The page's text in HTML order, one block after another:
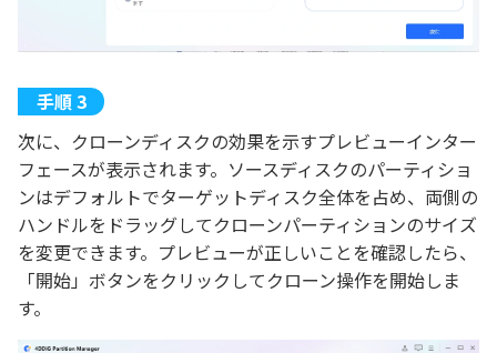
次に、クローンディスクの効果を示すプレビューインター
フェースが表示されます。ソースディスクのパーティショ
ンはデフォルトでターゲットディスク全体を占め、両側の
ハンドルをドラッグしてクローンパーティションのサイズ
を変更できます。プレビューが正しいことを確認したら、
「開始」ボタンをクリックしてクローン操作を開始しま
す。